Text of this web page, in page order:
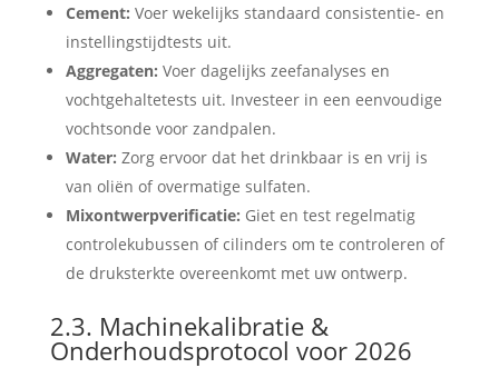
Cement: Voer wekelijks standaard consistentie- en
instellingstijdtests uit.
Aggregaten: Voer dagelijks zeefanalyses en
vochtgehaltetests uit. Investeer in een eenvoudige
vochtsonde voor zandpalen.
Water: Zorg ervoor dat het drinkbaar is en vrij is
van oliën of overmatige sulfaten.
Mixontwerpverificatie: Giet en test regelmatig
controlekubussen of cilinders om te controleren of
de druksterkte overeenkomt met uw ontwerp.
2.3. Machinekalibratie &
Onderhoudsprotocol voor 2026